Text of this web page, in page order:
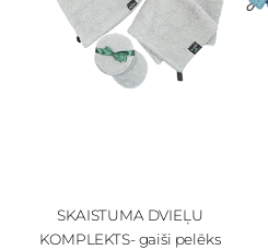
SKAISTUMA DVIEĻU
KOMPLEKTS- gaiši pelēks